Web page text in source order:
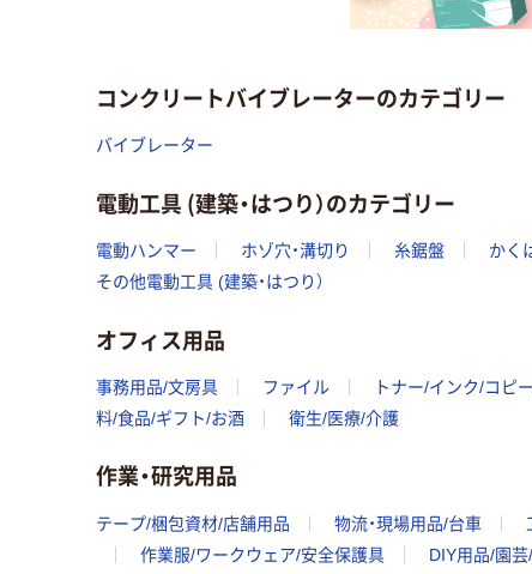
コンクリートバイブレーターのカテゴリー
バイブレーター
電動工具 (建築・はつり）のカテゴリー
電動ハンマー ホゾ穴・溝切り 糸鋸盤 かく
その他電動工具 (建築・はつり）
オフィス用品
事務用品/文房具 ファイル トナー/インク/コピ
料/食品/ギフト/お酒
衛生/医療/介護
作業・研究用品
テープ/梱包資材/店舗用品 物流・現場用品/台車
作業服/ワークウェア/安全保護具
DIY用品/園